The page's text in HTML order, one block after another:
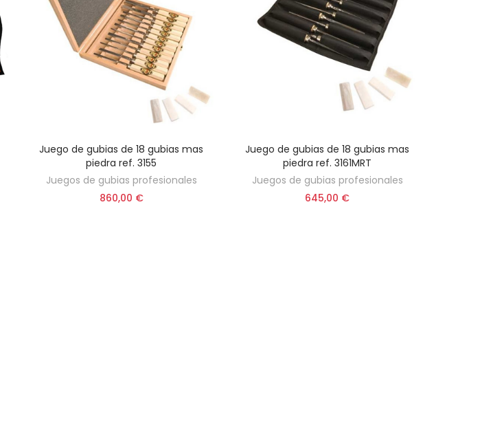
AÑADIR AL CARRITO
Juego de gubias de 18 gubias mas
piedra ref. 3155
Juegos de gubias profesionales
860,00 €
AÑADIR AL CARRITO
Juego de gubias de 18 gubias mas
piedra ref. 3161MRT
Juegos de gubias profesionales
645,00 €